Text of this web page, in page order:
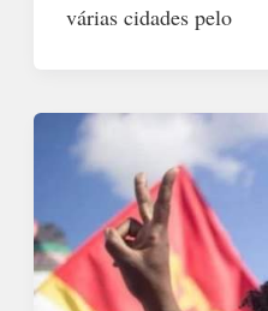
várias cidades pelo